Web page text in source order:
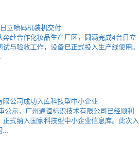
立喷码机装机交付
赴合作化妆品生产厂区，圆满完成4台日立
与验收工作，设备已正式投入生产线使用。
公司成功入库科技型中小企业
公示，广州通谊标识技术有限公司已经顺利
式纳入国家科技型中小企业信息库。此次入
...